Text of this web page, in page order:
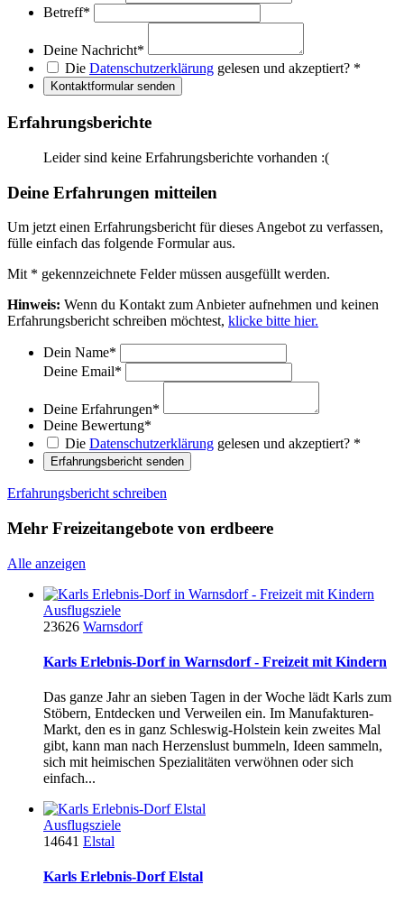
Betreff*
Deine Nachricht*
Die Datenschutzerklärung gelesen und akzeptiert? *
Kontaktformular senden
Erfahrungsberichte
Leider sind keine Erfahrungsberichte vorhanden :(
Deine Erfahrungen mitteilen
Um jetzt einen Erfahrungsbericht für dieses Angebot zu verfassen,
fülle einfach das folgende Formular aus.
Mit * gekennzeichnete Felder müssen ausgefüllt werden.
Hinweis: Wenn du Kontakt zum Anbieter aufnehmen und keinen
Erfahrungsbericht schreiben möchtest, klicke bitte hier.
Dein Name*
Deine Email*
Deine Erfahrungen*
Deine Bewertung*
Die Datenschutzerklärung gelesen und akzeptiert? *
Erfahrungsbericht senden
Erfahrungsbericht schreiben
Mehr Freizeitangebote von erdbeere
Alle anzeigen
Ausflugsziele
23626 Warnsdorf
Karls Erlebnis-Dorf in Warnsdorf - Freizeit mit Kindern
Das ganze Jahr an sieben Tagen in der Woche lädt Karls zum
Stöbern, Entdecken und Verweilen ein. Im Manufakturen-
Markt, den es in ganz Schleswig-Holstein kein zweites Mal
gibt, kann man nach Herzenslust bummeln, Ideen sammeln,
sich mit heimischen Spezialitäten verwöhnen oder sich
einfach...
Ausflugsziele
14641 Elstal
Karls Erlebnis-Dorf Elstal